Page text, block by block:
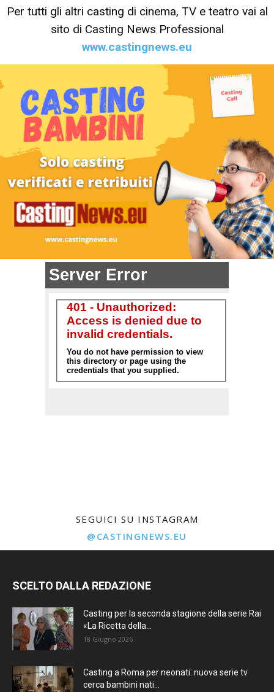
Per tutti gli altri casting di cinema, TV e teatro vai al
sito di Casting News Professional
www.castingnews.eu
SEGUICI SU INSTAGRAM
@CASTINGNEWS.EU
SCELTO DALLA REDAZIONE
Casting per la seconda stagione della serie Rai
«La Ricetta della...
18 Giugno 2026
Casting a Roma per neonati: nuova serie tv
cerca bambini nati...